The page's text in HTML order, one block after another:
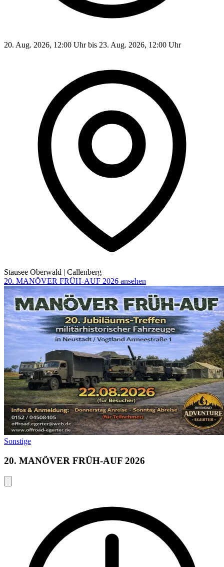
20. Aug. 2026, 12:00 Uhr bis 23. Aug. 2026, 12:00 Uhr
Stausee Oberwald | Callenberg
20. MANÖVER FRÜH-AUF 2026 ansehen
Sonstige
20. MANÖVER FRÜH-AUF 2026